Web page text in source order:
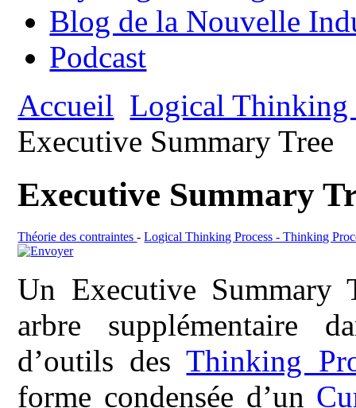
Blog de la Nouvelle
Podcast
Accueil Logical Thinking
Executive Summary Tree
Executive Summary
Théorie des contraintes-Logical Thinking Process - Thinking
Un Executive Summary
arbre supplémentaire
d’outils desThinking
forme condensée d’un